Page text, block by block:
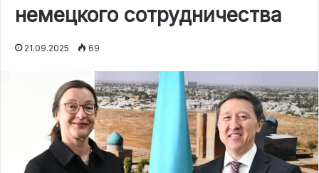
немецкого сотрудничества
21.09.2025 69